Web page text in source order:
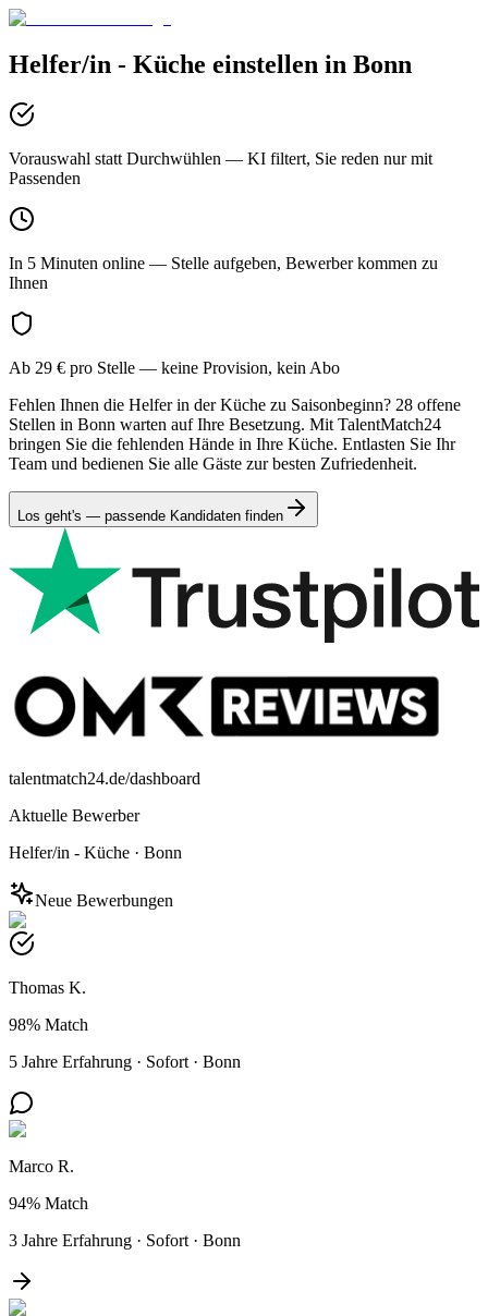
Helfer/in - Küche einstellen in Bonn
Vorauswahl statt Durchwühlen — KI filtert, Sie reden nur mit
Passenden
In 5 Minuten online — Stelle aufgeben, Bewerber kommen zu
Ihnen
Ab 29 € pro Stelle — keine Provision, kein Abo
Fehlen Ihnen die Helfer in der Küche zu Saisonbeginn? 28 offene
Stellen in Bonn warten auf Ihre Besetzung. Mit TalentMatch24
bringen Sie die fehlenden Hände in Ihre Küche. Entlasten Sie Ihr
Team und bedienen Sie alle Gäste zur besten Zufriedenheit.
Los geht's — passende Kandidaten finden
talentmatch24.de/dashboard
Aktuelle Bewerber
Helfer/in - Küche · Bonn
Neue Bewerbungen
Thomas K.
98% Match
5 Jahre Erfahrung · Sofort · Bonn
Marco R.
94% Match
3 Jahre Erfahrung · Sofort · Bonn